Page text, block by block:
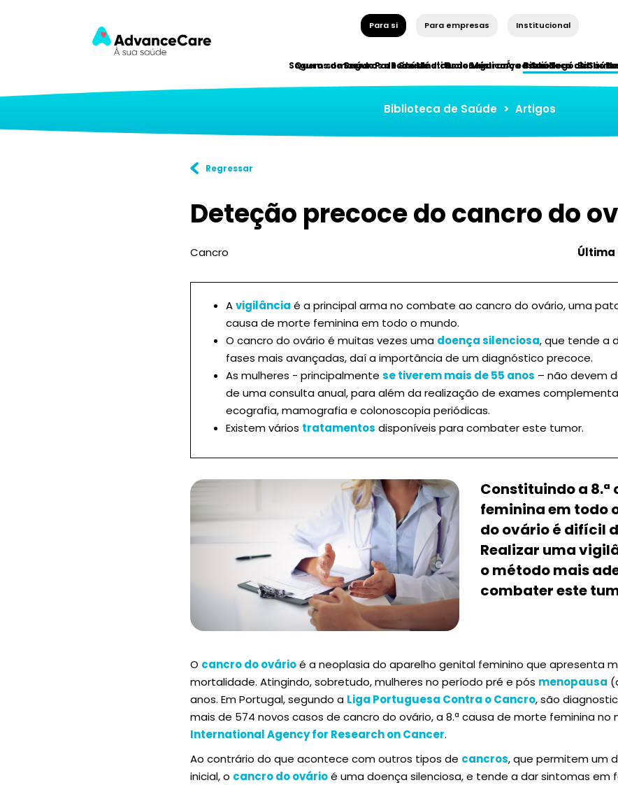
Para si Para empresas Institucional
Seguros de Saúde Rede Médica Biblioteca de Saúde
Seguros de Saúde Rede Médica Segurança e Saúde
Quem somos Parceiros Institucionais Áreas de Negócio
Biblioteca de Saúde > Artigos
Regressar
Deteção precoce do cancro do
Cancro
Avigilância é a principal arma no combate ao cancro do ovário, uma
causa de morte feminina em todo o mundo.
O cancro do ovário é muitas vezes uma doença silenciosa, que tende a
fases mais avançadas, daí a importância de um diagnóstico precoce.
As mulheres - principalmente se tiverem mais de 55 anos – não devem
de uma consulta anual, para além da realização de exames
ecografia, mamografia e colonoscopia periódicas.
Existem vários tratamentos disponíveis para combater este tumor.
Constituindo a 8.ª
feminina em todo
do ovário é difícil
Realizar uma
o método mais
combater este
O cancro do ovárioé a neoplasia do aparelho genital feminino que apresenta
mortalidade. Atingindo, sobretudo, mulheres no período pré e pós menopausa
anos. Em Portugal, segundo a Liga Portuguesa Contra o Cancro, são
mais de 574 novos casos de cancro do ovário, a 8.ª causa de morte feminina
International Agency for Research on Cancer.
Ao contrário do que acontece com outros tipos de cancros, que permitem um
inicial, o cancro do ovárioé uma doença silenciosa, e tende a dar sintomas em